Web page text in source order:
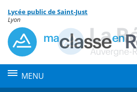
Menu de la rubrique
Contenu
Lycée public de Saint-Just
Lyon
MENU